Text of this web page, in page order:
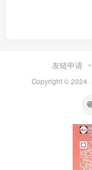
友链申请
Copyright © 2024 ·